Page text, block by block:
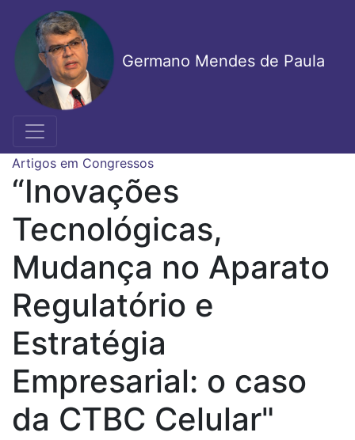
para
conteúdo
principal
Germano Mendes de Paula
Artigos em Congressos
“Inovações
Tecnológicas,
Mudança no Aparato
Regulatório e
Estratégia
Empresarial: o caso
da CTBC Celular"